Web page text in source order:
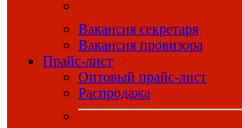
Вакансия секретаря
Вакансия провизора
Прайс-лист
Оптовый прайс-лист
Распродажа